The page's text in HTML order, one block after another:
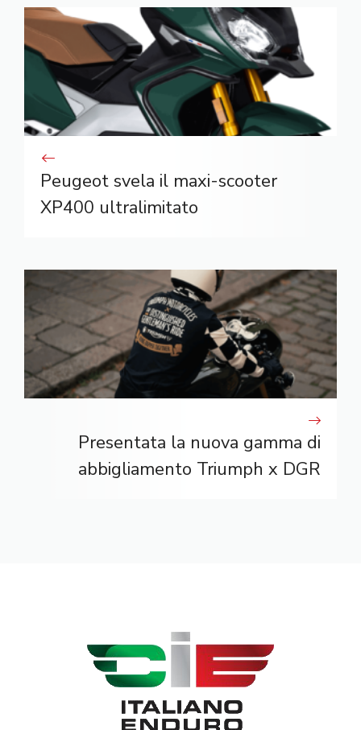
Peugeot svela il maxi-scooter
XP400 ultralimitato
Presentata la nuova gamma di
abbigliamento Triumph x DGR